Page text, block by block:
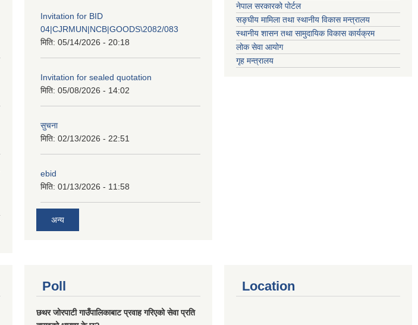
Invitation for BID
04|CJRMUN|NCB|GOODS\2082/083
मिति: 05/14/2026 - 20:18
Invitation for sealed quotation
मिति: 05/08/2026 - 14:02
सुचना
मिति: 02/13/2026 - 22:51
ebid
मिति: 01/13/2026 - 11:58
अन्य
नेपाल सरकारको पोर्टल
सङ्घीय मामिला तथा स्थानीय विकास मन्त्रालय
स्थानीय शासन तथा सामुदायिक विकास कार्यक्रम
लोक सेवा आयोग
गृह मन्त्रालय
Poll
छथर जोरपाटी गाउँपालिकाबाट प्रवाह गरिएको सेवा प्रति
Location